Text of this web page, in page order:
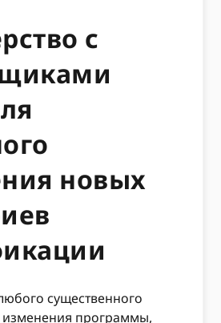
с
новых
существенного
программы,